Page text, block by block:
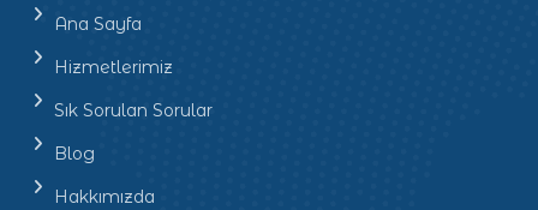
Ana Sayfa
Hizmetlerimiz
Sık Sorulan Sorular
Blog
Hakkımızda